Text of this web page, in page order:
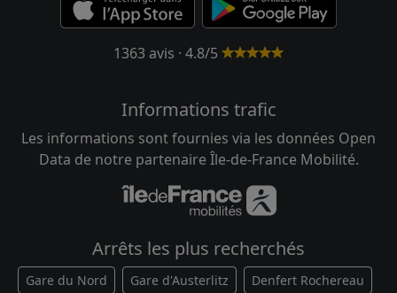
1363 avis · 4.8/5
Informations trafic
Les informations sont fournies via les données Open
Data de notre partenaire Île-de-France Mobilité.
Arrêts les plus recherchés
Gare du Nord Gare d'Austerlitz Denfert Rochereau